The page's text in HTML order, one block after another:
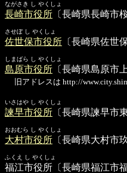
ながさき し やくしょ
長崎市役所 〔長崎県長崎市
させぼ し やくしょ
佐世保市役所 〔長崎県佐世
しまばら し やくしょ
島原市役所 〔長崎県島原市
旧アドレスは http://
いさはや し やくしょ
諫早市役所 〔長崎県諫早市
おおむら し やくしょ
大村市役所 〔長崎県大村市
ふくえ し やくしょ
福江市役所 〔長崎県福江市